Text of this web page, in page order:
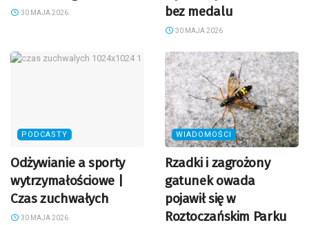
30 MAJA 2026
bez medalu
30 MAJA 2026
PODCASTY
Odżywianie a sporty
wytrzymałościowe |
Czas zuchwałych
30 MAJA 2026
WIADOMOŚCI
Rzadki i zagrożony
gatunek owada
pojawił się w
Roztoczańskim Parku